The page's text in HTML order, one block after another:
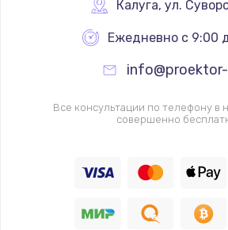
Замена элемента
1190 руб.
Заказать
1330 руб.
Калуга, ул.
Ежедневно с 9:00
Все консультации по телефону в
совершенно